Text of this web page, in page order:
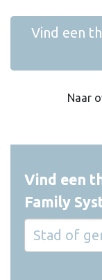
Vind een
Naar
Vind een
Family